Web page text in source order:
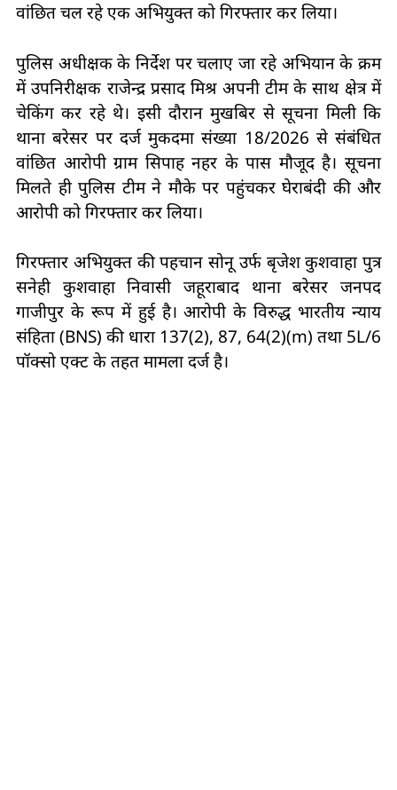
वांछित चल रहे एक अभियुक्त को गिरफ्तार कर लिया।
पुलिस अधीक्षक के निर्देश पर चलाए जा रहे अभियान के क्रम
में उपनिरीक्षक राजेन्द्र प्रसाद मिश्र अपनी टीम के साथ क्षेत्र में
चेकिंग कर रहे थे। इसी दौरान मुखबिर से सूचना मिली कि
थाना बरेसर पर दर्ज मुकदमा संख्या 18/2026 से संबंधित
वांछित आरोपी ग्राम सिपाह नहर के पास मौजूद है। सूचना
मिलते ही पुलिस टीम ने मौके पर पहुंचकर घेराबंदी की और
आरोपी को गिरफ्तार कर लिया।
गिरफ्तार अभियुक्त की पहचान सोनू उर्फ बृजेश कुशवाहा पुत्र
सनेही कुशवाहा निवासी जहूराबाद थाना बरेसर जनपद
गाजीपुर के रूप में हुई है। आरोपी के विरुद्ध भारतीय न्याय
संहिता (BNS) की धारा 137(2), 87, 64(2)(m) तथा 5L/6
पॉक्सो एक्ट के तहत मामला दर्ज है।